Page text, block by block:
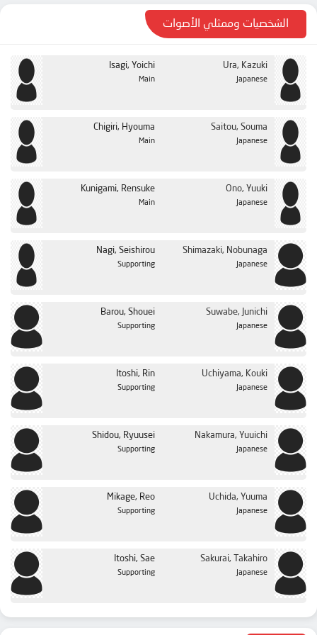
الحلقة 24
الشخصيات وممثلي الأصوات
Isagi, Yoichi
Main
Ura, Kazuki
Japanese
Chigiri, Hyouma
Main
Saitou, Souma
Japanese
Kunigami, Rensuke
Main
Ono, Yuuki
Japanese
Nagi, Seishirou
Supporting
Shimazaki, Nobunaga
Japanese
Barou, Shouei
Supporting
Suwabe, Junichi
Japanese
Itoshi, Rin
Supporting
Uchiyama, Kouki
Japanese
Shidou, Ryuusei
Supporting
Nakamura, Yuuichi
Japanese
Mikage, Reo
Supporting
Uchida, Yuuma
Japanese
Itoshi, Sae
Supporting
Sakurai, Takahiro
Japanese